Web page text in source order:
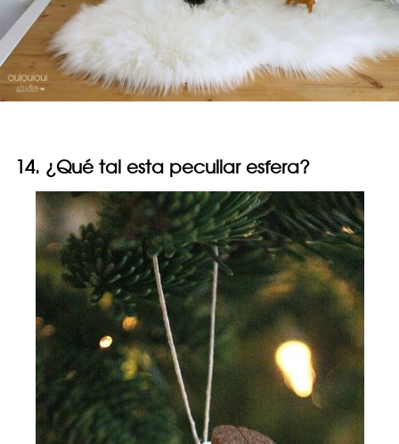
14. ¿Qué tal esta peculiar esfera?